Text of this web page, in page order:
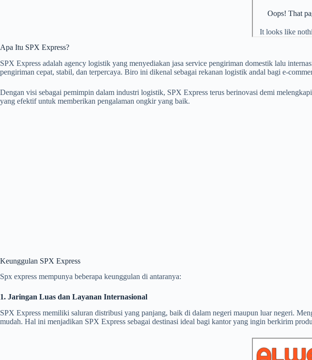
Apa Itu SPX Express?
SPX Express adalah agency logistik yang menyediakan jasa service pengiriman domestik lalu
pengiriman cepat, stabil, dan terpercaya. Biro ini dikenal sebagai rekanan logistik andal bagi e-
Dengan visi sebagai pemimpin dalam industri logistik, SPX Express terus berinovasi demi
yang efektif untuk memberikan pengalaman ongkir yang baik.
Keunggulan SPX Express
Spx express mempunya beberapa keunggulan di antaranya:
1. Jaringan Luas dan Layanan Internasional
SPX Express memiliki saluran distribusi yang panjang, baik di dalam negeri maupun luar negeri.
mudah. Hal ini menjadikan SPX Express sebagai destinasi ideal bagi kantor yang ingin berkirim